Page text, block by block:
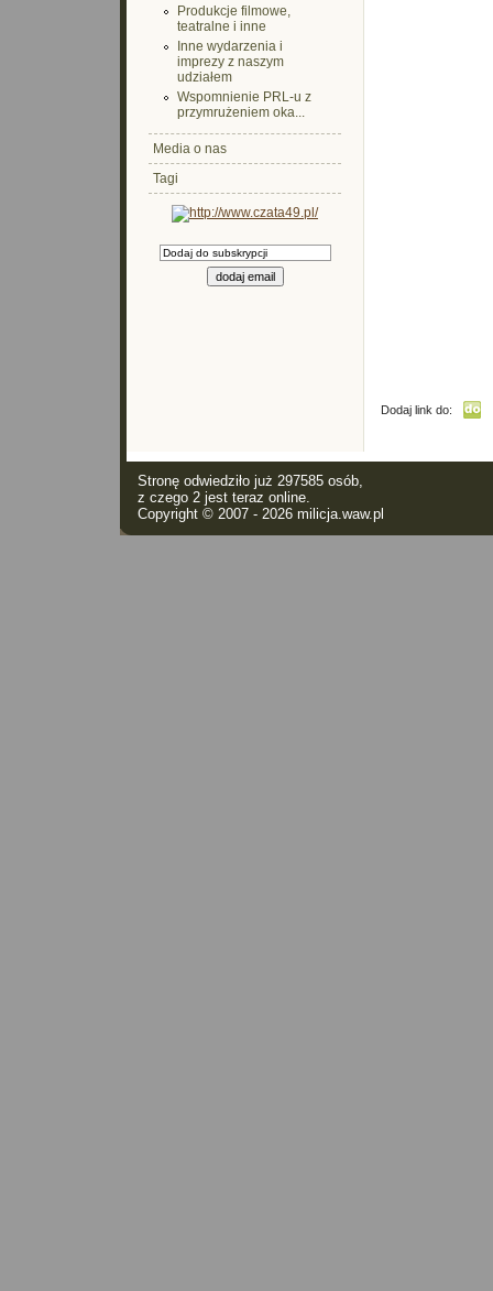
Produkcje filmowe,
teatralne i inne
Inne wydarzenia i
imprezy z naszym
udziałem
Wspomnienie PRL-u z
przymrużeniem oka...
Media o nas
Tagi
Dodaj link do:
Stronę odwiedziło już 297585 osób,
z czego 2 jest teraz online.
Copyright © 2007 - 2026 milicja.waw.pl